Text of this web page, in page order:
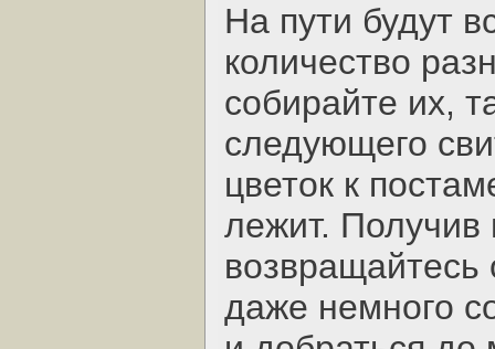
На пути будут
количество
собирайте их,
следующего
цветок к
лежит. Получив
даже немного